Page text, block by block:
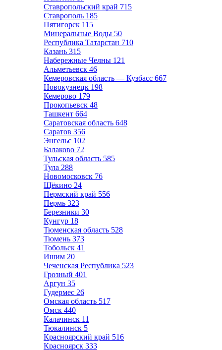
Ставропольский край 715
Ставрополь 185
Пятигорск 115
Минеральные Воды 50
Республика Татарстан 710
Казань 315
Набережные Челны 121
Альметьевск 46
Кемеровская область — Кузбасс 667
Новокузнецк 198
Кемерово 179
Прокопьевск 48
Ташкент 664
Саратовская область 648
Саратов 356
Энгельс 102
Балаково 72
Тульская область 585
Тула 288
Новомосковск 76
Щёкино 24
Пермский край 556
Пермь 323
Березники 30
Кунгур 18
Тюменская область 528
Тюмень 373
Тобольск 41
Ишим 20
Чеченская Республика 523
Грозный 401
Аргун 35
Гудермес 26
Омская область 517
Омск 440
Калачинск 11
Тюкалинск 5
Красноярский край 516
Красноярск 333